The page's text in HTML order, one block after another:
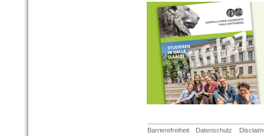
Barrierefreiheit Datenschutz